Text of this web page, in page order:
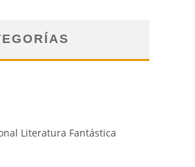
Literatura Fantástica